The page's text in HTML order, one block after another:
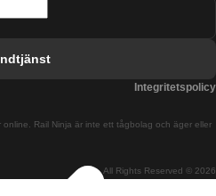
till Bratislava All Rights Reserved © 2026
Rail Ninja är inte ett tågbolag och äger eller
Integritetspolicy